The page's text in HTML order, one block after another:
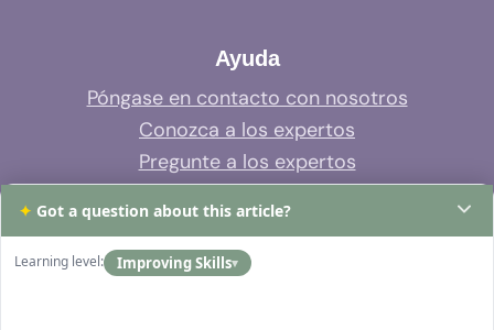
Ayuda
Póngase en contacto con nosotros
Conozca a los expertos
Pregunte a los expertos
Soporte del sistema
Preguntas frecuentes
✦ Got a question about this article?
Learning level: Improving Skills▾